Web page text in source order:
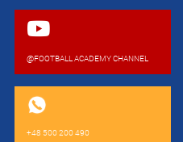
@FOOTBALL ACADEMY CHANNEL
+48 500 200 490